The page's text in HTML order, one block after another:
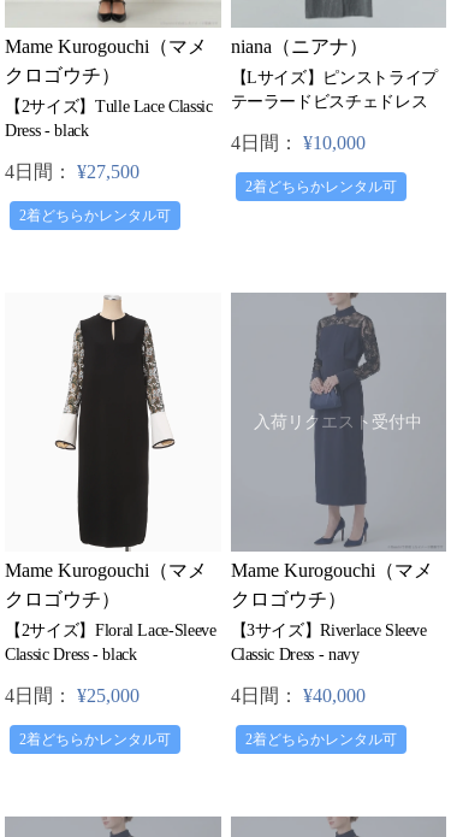
Mame Kurogouchi（マメ
クロゴウチ）
【2サイズ】Tulle Lace Classic
Dress - black
4日間： ¥27,500
2着どちらかレンタル可
niana（ニアナ）
【Lサイズ】ピンストライプ
テーラードビスチェドレス
4日間： ¥10,000
2着どちらかレンタル可
Mame Kurogouchi（マメ
クロゴウチ）
【2サイズ】Floral Lace-Sleeve
Classic Dress - black
4日間： ¥25,000
2着どちらかレンタル可
入荷リクエスト受付中
Mame Kurogouchi（マメ
クロゴウチ）
【3サイズ】Riverlace Sleeve
Classic Dress - navy
4日間： ¥40,000
2着どちらかレンタル可